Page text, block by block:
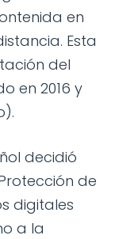
en
Esta
del
en 2016 y
decidió
de
digitales
a la